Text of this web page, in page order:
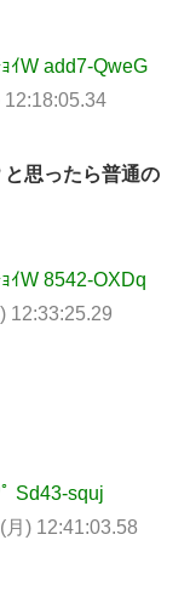
ｲW add7-QweG
12:18:05.34
思ったら普通の
ｲW 8542-OXDq
12:33:25.29
Sd43-squj
月) 12:41:03.58